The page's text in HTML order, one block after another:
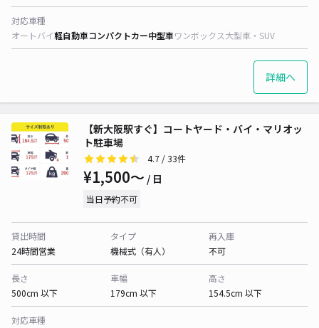
対応車種
オートバイ軽自動車コンパクトカー中型車ワンボックス大型車・SUV
詳細へ
【新大阪駅すぐ】コートヤード・バイ・マリオッ
ト駐車場
4.7 / 33件
¥1,500〜 / 日
当日予約不可
貸出時間
24時間営業
タイプ
機械式（有人）
再入庫
不可
長さ
500cm 以下
車幅
179cm 以下
高さ
154.5cm 以下
対応車種